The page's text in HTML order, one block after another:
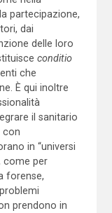
partecipazione,
dai
delle loro
conditio
che
È qui inoltre
il sanitario
con
in “universi
come per
forense,
prendono in